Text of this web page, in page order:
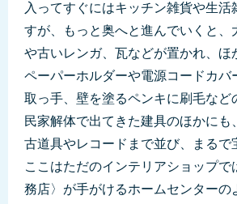
入ってすぐにはキッチン雑貨や生活
すが、もっと奥へと進んでいくと、
や古いレンガ、瓦などが置かれ、ほ
ペーパーホルダーや電源コードカバ
取っ手、壁を塗るペンキに刷毛など
民家解体で出てきた建具のほかにも
古道具やレコードまで並び、まるで
ここはただのインテリアショップで
務店〉が手がけるホームセンターの